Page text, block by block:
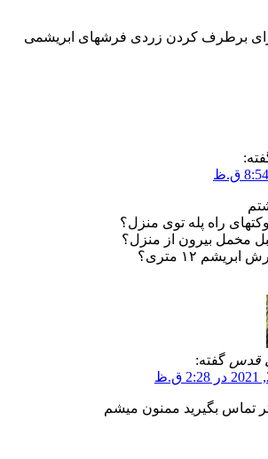
برطرف کردن زردی فرشهای ابریشمی
راه پله توی منزل؟
مخمل بیرون از منزل؟
۱۲ متری؟
قدس گفته:
تماس بگیرید ممنون میشم